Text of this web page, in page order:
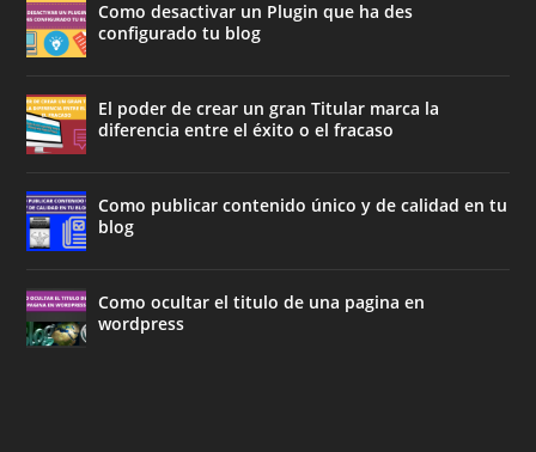
Como desactivar un Plugin que ha des
configurado tu blog
El poder de crear un gran Titular marca la
diferencia entre el éxito o el fracaso
Como publicar contenido único y de calidad en tu
blog
Como ocultar el titulo de una pagina en
wordpress